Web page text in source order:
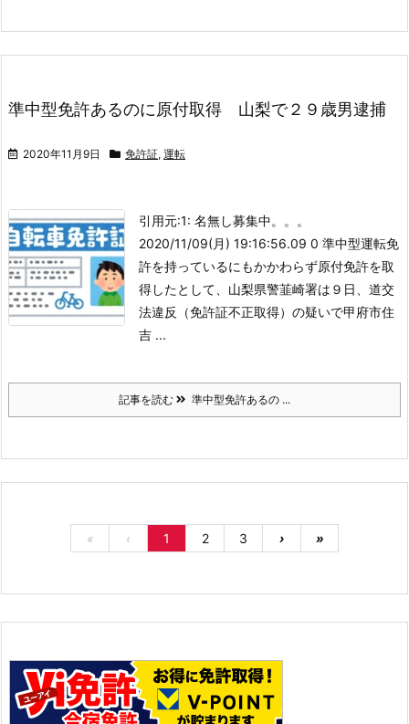
準中型免許あるのに原付取得 山梨で２９歳男逮捕
2020年11月9日 免許証, 運転
引用元:1: 名無し募集中。。。
2020/11/09(月) 19:16:56.09 0 準中型運転免
許を持っているにもかかわらず原付免許を取
得したとして、山梨県警韮崎署は９日、道交
法違反（免許証不正取得）の疑いで甲府市住
吉 ...
記事を読む 準中型免許あるの ...
« ‹ 1 2 3 › »